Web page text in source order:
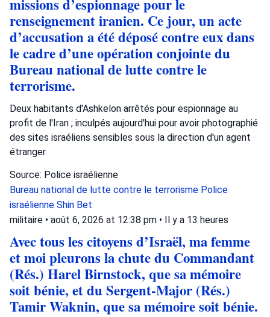
missions d’espionnage pour le
renseignement iranien. Ce jour, un acte
d’accusation a été déposé contre eux dans
le cadre d’une opération conjointe du
Bureau national de lutte contre le
terrorisme.
Deux habitants d'Ashkelon arrêtés pour espionnage au
profit de l'Iran ; inculpés aujourd'hui pour avoir photographié
des sites israéliens sensibles sous la direction d'un agent
étranger.
Source: Police israélienne
Bureau national de lutte contre le terrorisme Police
israélienne Shin Bet
militaire • août 6, 2026 at 12:38 pm • Il y a 13 heures
Avec tous les citoyens d’Israël, ma femme
et moi pleurons la chute du Commandant
(Rés.) Harel Birnstock, que sa mémoire
soit bénie, et du Sergent-Major (Rés.)
Tamir Waknin, que sa mémoire soit bénie.